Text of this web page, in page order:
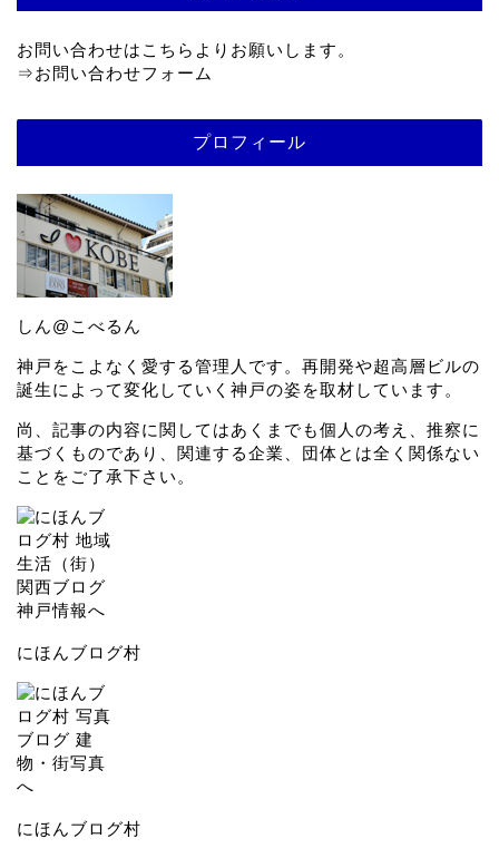
お問い合わせはこちらよりお願いします。
⇒お問い合わせフォーム
プロフィール
しん@こべるん
神戸をこよなく愛する管理人です。再開発や超高層ビルの
誕生によって変化していく神戸の姿を取材しています。
尚、記事の内容に関してはあくまでも個人の考え、推察に
基づくものであり、関連する企業、団体とは全く関係ない
ことをご了承下さい。
にほんブログ村
にほんブログ村